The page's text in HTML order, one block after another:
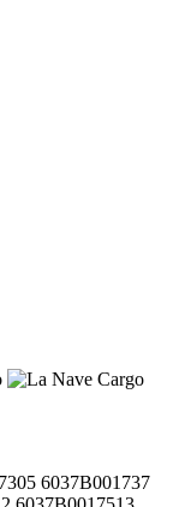
6037B001737